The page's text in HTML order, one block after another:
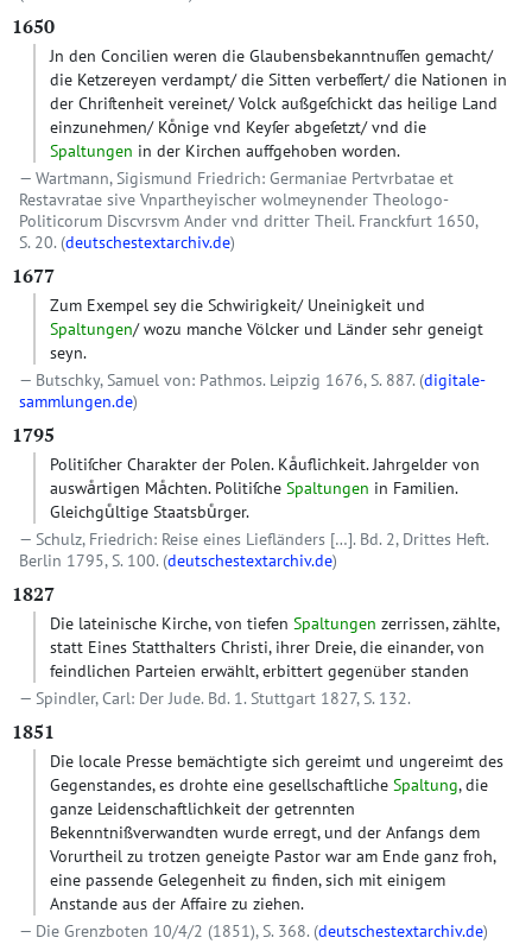
1650
Jn den Concilien weren die Glaubensbekanntnuſſen gemacht/
die Ketzereyen verdampt/ die Sitten verbeſſert/ die Nationen in
der Chriſtenheit vereinet/ Volck außgeſchickt das heilige Land
einzunehmen/ Koͤnige vnd Keyſer abgeſetzt/ vnd die
Spaltungen in der Kirchen auffgehoben worden.
Wartmann, Sigismund Friedrich: Germaniae Pertvrbatae et
Restavratae sive Vnpartheyischer wolmeynender Theologo-
Politicorum Discvrsvm Ander vnd dritter Theil. Franckfurt 1650,
S. 20. (deutschestextarchiv.de)
1677
Zum Exempel sey die Schwirigkeit/ Uneinigkeit und
Spaltungen/ wozu manche Völcker und Länder sehr geneigt
seyn.
Butschky, Samuel von: Pathmos. Leipzig 1676, S. 887. (digitale-
sammlungen.de)
1795
Politiſcher Charakter der Polen. Kaͤuflichkeit. Jahrgelder von
auswaͤrtigen Maͤchten. Politiſche Spaltungen in Familien.
Gleichguͤltige Staatsbuͤrger.
Schulz, Friedrich: Reise eines Liefländers […]. Bd. 2, Drittes Heft.
Berlin 1795, S. 100. (deutschestextarchiv.de)
1827
Die lateinische Kirche, von tiefen Spaltungen zerrissen, zählte,
statt Eines Statthalters Christi, ihrer Dreie, die einander, von
feindlichen Parteien erwählt, erbittert gegenüber standen
Spindler, Carl: Der Jude. Bd. 1. Stuttgart 1827, S. 132.
1851
Die locale Presse bemächtigte sich gereimt und ungereimt des
Gegenstandes, es drohte eine gesellschaftliche Spaltung, die
ganze Leidenschaftlichkeit der getrennten
Bekenntnißverwandten wurde erregt, und der Anfangs dem
Vorurtheil zu trotzen geneigte Pastor war am Ende ganz froh,
eine passende Gelegenheit zu finden, sich mit einigem
Anstande aus der Affaire zu ziehen.
Die Grenzboten 10/4/2 (1851), S. 368. (deutschestextarchiv.de)